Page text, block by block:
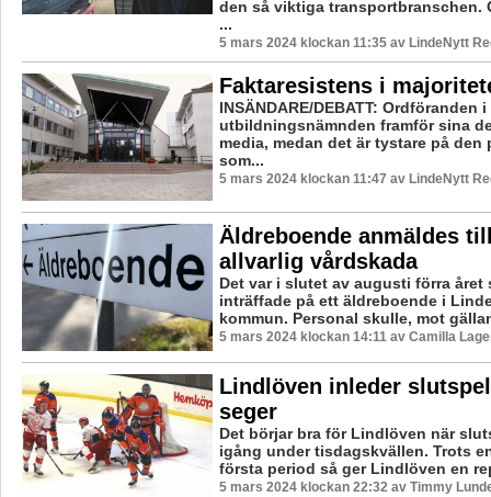
den så viktiga transportbranschen.
...
5 mars 2024 klockan 11:35 av LindeNytt
Faktaresistens i
INSÄNDARE/DEBATT: Ordföranden
utbildningsnämnden framför sina
media, medan det är tystare på den
som...
5 mars 2024 klockan 11:47 av LindeNytt
Äldreboende anmäldes
allvarlig vårdskada
Det var i slutet av augusti förra året
inträffade på ett äldreboende i
kommun. Personal skulle, mot
5 mars 2024 klockan 14:11 av Camilla
Lindlöven inleder
seger
Det börjar bra för Lindlöven när
igång under tisdagskvällen. Trots
första period så ger Lindlöven en
5 mars 2024 klockan 22:32 av Timmy